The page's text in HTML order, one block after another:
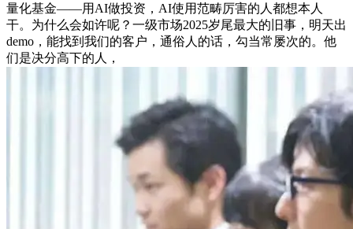
量化基金——用AI做投资，AI使用范畴厉害的人都想本人
干。为什么会如许呢？一级市场2025岁尾最大的旧事，明天出
demo，能找到我们的客户，通俗人的话，勾当常屡次的。他
们是决分高下的人，